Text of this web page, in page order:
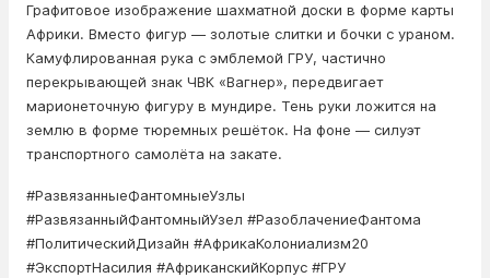
Графитовое изображение шахматной доски в форме карты
Африки. Вместо фигур — золотые слитки и бочки с ураном.
Камуфлированная рука с эмблемой ГРУ, частично
перекрывающей знак ЧВК «Вагнер», передвигает
марионеточную фигуру в мундире. Тень руки ложится на
землю в форме тюремных решёток. На фоне — силуэт
транспортного самолёта на закате.
#РазвязанныеФантомныеУзлы
#РазвязанныйФантомныйУзел #РазоблачениеФантома
#ПолитическийДизайн #АфрикаКолониализм20
#ЭкспортНасилия #АфриканскийКорпус #ГРУ